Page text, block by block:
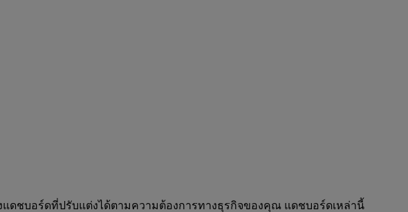
งแดชบอร์ดที่ปรับแต่งได้ตามความต้องการทางธุรกิจของคุณ แดชบอร์ดเหล่านี้